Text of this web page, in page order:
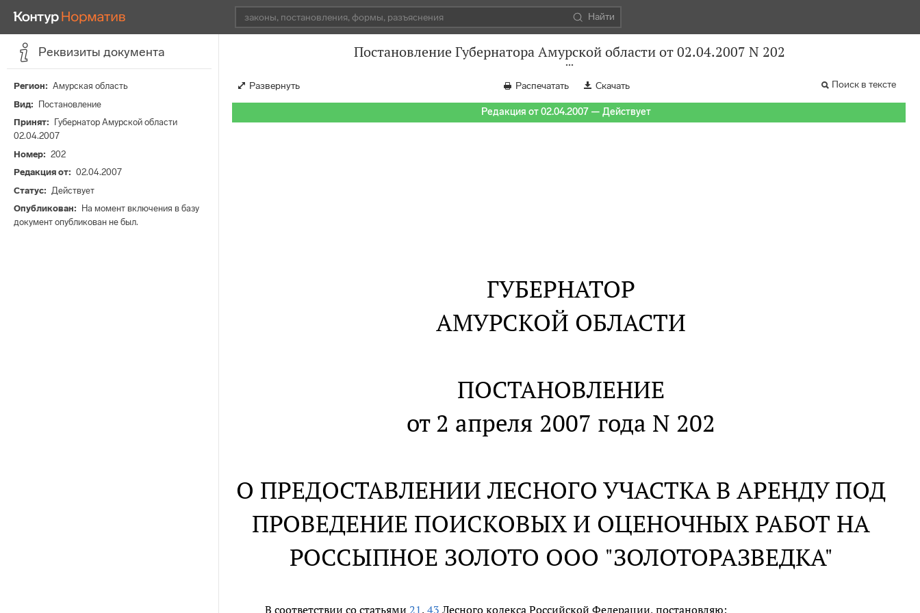
Найти
Реквизиты документа
Регион
Амурская область
Вид
Постановление
Принят
Губернатор Амурской области
02.04.2007
Номер
202
Редакция от
02.04.2007
Статус
Действует
Опубликован
На момент включения в базу
документ опубликован не был.
Постановление Губернатора Амурской области от 02.04.2007 N 202
Развернуть Распечатать Скачать Поиск в тексте
Редакция от 02.04.2007 — Действует
ГУБЕРНАТОР
АМУРСКОЙ ОБЛАСТИ
ПОСТАНОВЛЕНИЕ
от 2 апреля 2007 года N 202
О ПРЕДОСТАВЛЕНИИ ЛЕСНОГО УЧАСТКА В АРЕНДУ ПОД
ПРОВЕДЕНИЕ ПОИСКОВЫХ И ОЦЕНОЧНЫХ РАБОТ НА
РОССЫПНОЕ ЗОЛОТО ООО "ЗОЛОТОРАЗВЕДКА"
В соответствии со статьями 21 ,43Лесного кодекса Российской Федерации, постановляю: